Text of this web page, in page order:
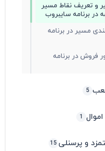
و تعریف نقاط مسیر
در برنامه سایبروب
مسیر در برنامه
فروش در برنامه
5
1
و پرسنلی 15